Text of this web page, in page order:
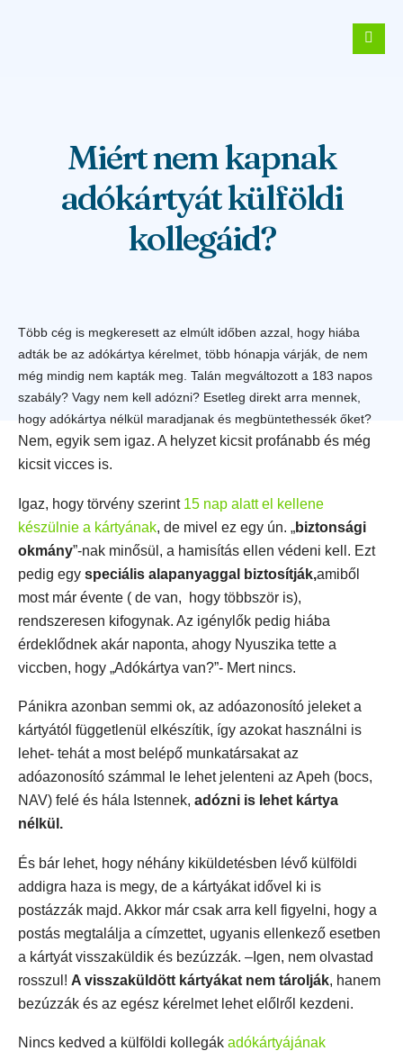
Miért nem kapnak
adókártyát külföldi
kollegáid?
Több cég is megkeresett az elmúlt időben azzal, hogy hiába
adták be az adókártya kérelmet, több hónapja várják, de nem
még mindig nem kapták meg. Talán megváltozott a 183 napos
szabály? Vagy nem kell adózni? Esetleg direkt arra mennek,
hogy adókártya nélkül maradjanak és megbüntethessék őket?
Nem, egyik sem igaz. A helyzet kicsit profánabb és még
kicsit vicces is.
Igaz, hogy törvény szerint 15 nap alatt el kellene
készülnie a kártyának, de mivel ez egy ún. „biztonsági
okmány”-nak minősül, a hamisítás ellen védeni kell. Ezt
pedig egy speciális alapanyaggal biztosítják,amiből
most már évente ( de van, hogy többször is),
rendszeresen kifogynak. Az igénylők pedig hiába
érdeklődnek akár naponta, ahogy Nyuszika tette a
viccben, hogy „Adókártya van?”- Mert nincs.
Pánikra azonban semmi ok, az adóazonosító jeleket a
kártyától függetlenül elkészítik, így azokat használni is
lehet- tehát a most belépő munkatársakat az
adóazonosító számmal le lehet jelenteni az Apeh (bocs,
NAV) felé és hála Istennek, adózni is lehet kártya
nélkül.
És bár lehet, hogy néhány kiküldetésben lévő külföldi
addigra haza is megy, de a kártyákat idővel ki is
postázzák majd. Akkor már csak arra kell figyelni, hogy a
postás megtalálja a címzettet, ugyanis ellenkező esetben
a kártyát visszaküldik és bezúzzák. –Igen, nem olvastad
rosszul! A visszaküldött kártyákat nem tárolják, hanem
bezúzzák és az egész kérelmet lehet előlről kezdeni.
Nincs kedved a külföldi kollegák adókártyájának